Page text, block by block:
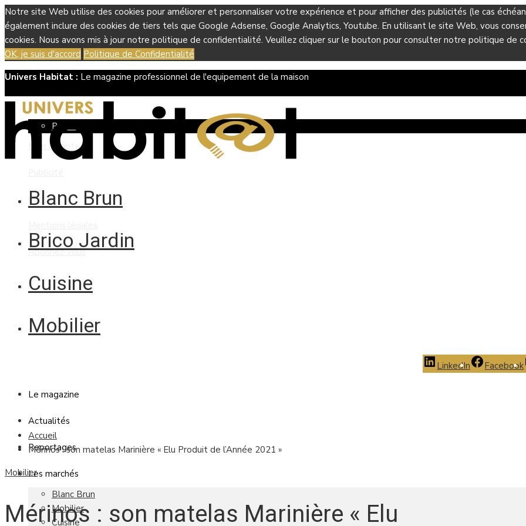
Notre site Web utilise des cookies pour améliorer et personnaliser votre expérience et pour afficher des publicités (le cas
également inclure des cookies de tiers tels que Google Adsense, Google Analytics, Youtube. En utilisant le site Web, vous
cookies. Nous avons mis à jour notre politique de confidentialité. Veuillez cliquer sur le bouton pour consulter notre politique de
OK, je suis d'accord Politique de Confidentialité
Univers Habitat : Le magazine professionnel de l'equipement de la maison
Boutique
Panier
Mon compte
Contact
Abonnez-vous
Blanc Brun
Brico Jardin
Cuisine
Mobilier
LinkedIn Facebook
Le magazine
Actualités
Reportages
Les marchés
Blanc Brun
Mobilier
Cuisine
Accueil
Mérinos : son matelas Marinière « Elu Produit de l’Année 2021 »
Mobilier
Mérinos : son matelas Marinière « Elu